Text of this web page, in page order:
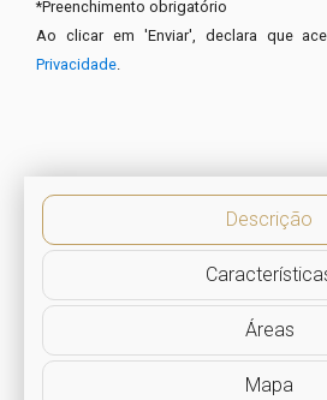
*Preenchimento obrigatório
Ao clicar em 'Enviar', declara que
Privacidade
Descrição
Áreas
Mapa